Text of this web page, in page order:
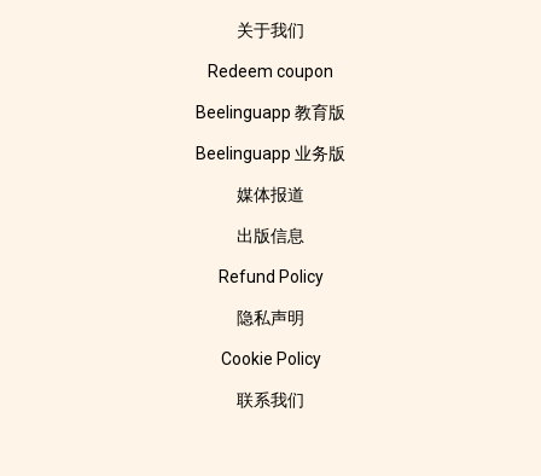
关于我们
Redeem coupon
Beelinguapp 教育版
Beelinguapp 业务版
媒体报道
出版信息
Refund Policy
隐私声明
Cookie Policy
联系我们